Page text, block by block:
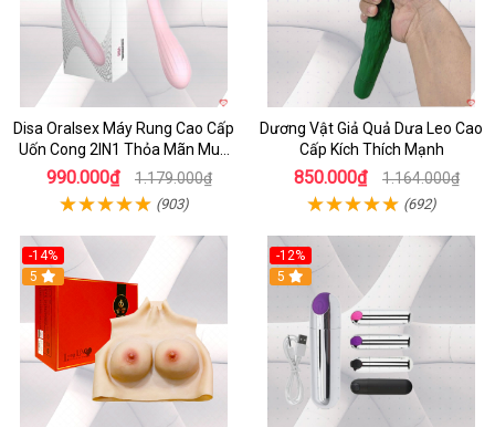
Disa Oralsex Máy Rung Cao Cấp
Uốn Cong 2IN1 Thỏa Mãn Mua
Ngay
990.000₫ 1.179.000₫
(903)
Dương Vật Giả Quả Dưa Leo Cao
Cấp Kích Thích Mạnh
850.000₫ 1.164.000₫
(692)
-14%
5
-12%
5